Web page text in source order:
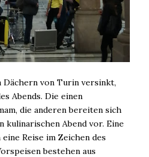
Dächern von Turin versinkt,
Abends. Die einen
die anderen bereiten sich
kulinarischen Abend vor. Eine
Reise im Zeichen des
bestehen aus